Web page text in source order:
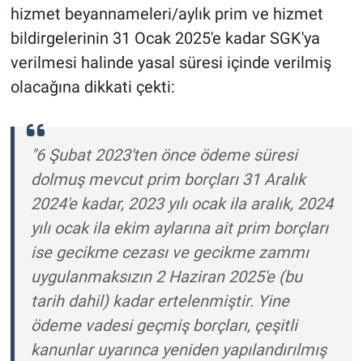
hizmet beyannameleri/aylık prim ve hizmet
bildirgelerinin 31 Ocak 2025'e kadar SGK'ya
verilmesi halinde yasal süresi içinde verilmiş
olacağına dikkati çekti:
"6 Şubat 2023'ten önce ödeme süresi
dolmuş mevcut prim borçları 31 Aralık
2024'e kadar, 2023 yılı ocak ila aralık, 2024
yılı ocak ila ekim aylarına ait prim borçları
ise gecikme cezası ve gecikme zammı
uygulanmaksızın 2 Haziran 2025'e (bu
tarih dahil) kadar ertelenmiştir. Yine
ödeme vadesi geçmiş borçları, çeşitli
kanunlar uyarınca yeniden yapılandırılmış